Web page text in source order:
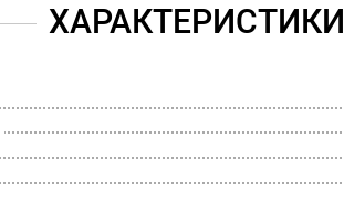
ХАРАКТЕРИСТИКИ